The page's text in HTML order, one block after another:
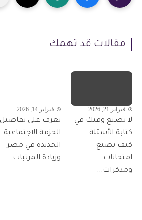
مقالات قد تهمك
فبراير 21, 2026
لا تضيع وقتك في
كتابة الأسئلة:
كيف تصنع
امتحانات
ومذكرات...
فبراير 14, 2026
تعرف على تفاصيل
الحزمة الاجتماعية
الجديدة في مصر
وزيادة المرتبات